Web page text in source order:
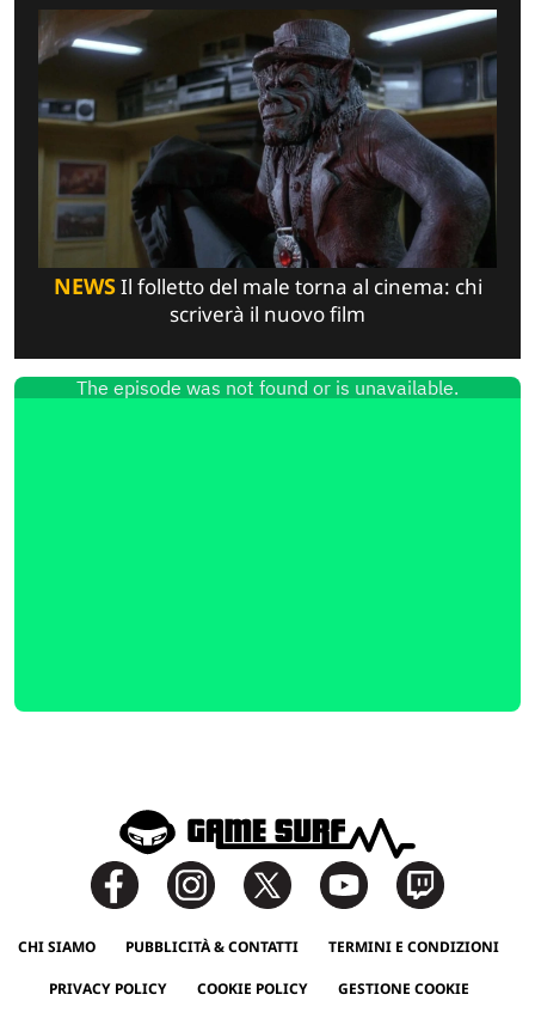
NEWSIl folletto del male torna al cinema: chi
scriverà il nuovo film
CHI SIAMO PUBBLICITÀ & CONTATTI TERMINI E CONDIZIONI
PRIVACY POLICY COOKIE POLICY GESTIONE COOKIE